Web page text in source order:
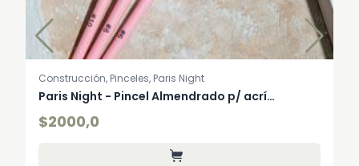
Construcción, Pinceles, Paris Night
Paris Night - Pincel Almendrado p/ acrí…
$2000,0